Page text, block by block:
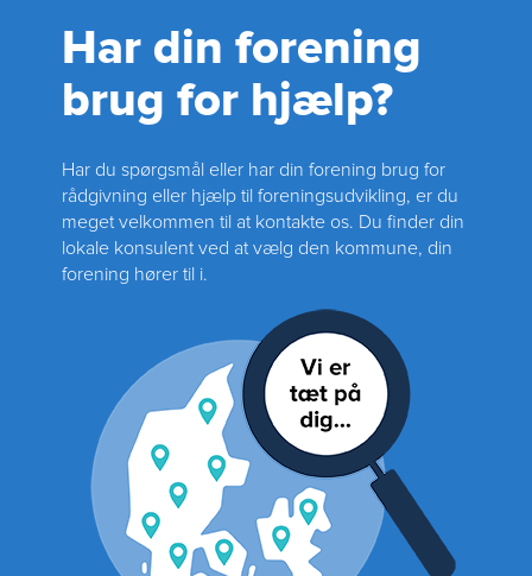
Har din forening
brug for hjælp?
Har du spørgsmål eller har din forening brug for
rådgivning eller hjælp til foreningsudvikling, er du
meget velkommen til at kontakte os. Du finder din
lokale konsulent ved at vælg den kommune, din
forening hører til i.